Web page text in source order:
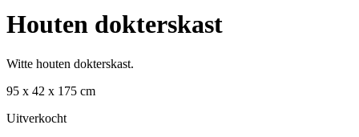
Houten dokterskast
Witte houten dokterskast.
95 x 42 x 175 cm
Uitverkocht